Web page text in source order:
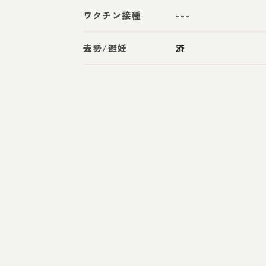
ワクチン接種 ---
去勢/避妊 済